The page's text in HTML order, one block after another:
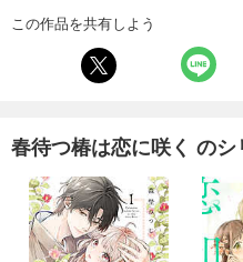
この作品を共有しよう
春待つ椿は恋に咲く の